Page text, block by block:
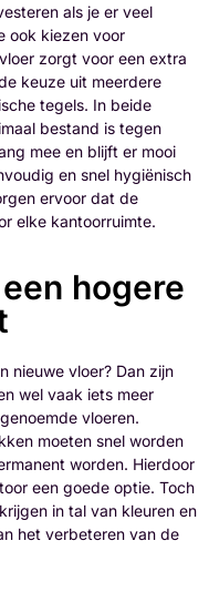
als je er veel
ook kiezen voor
zorgt voor een extra
keuze uit meerdere
tegels. In beide
bestand is tegen
mee en blijft er mooi
en snel hygiënisch
ervoor dat de
elke kantoorruimte.
hogere
nieuwe vloer? Dan zijn
wel vaak iets meer
vloeren.
moeten snel worden
worden. Hierdoor
een goede optie. Toch
in tal van kleuren en
het verbeteren van de